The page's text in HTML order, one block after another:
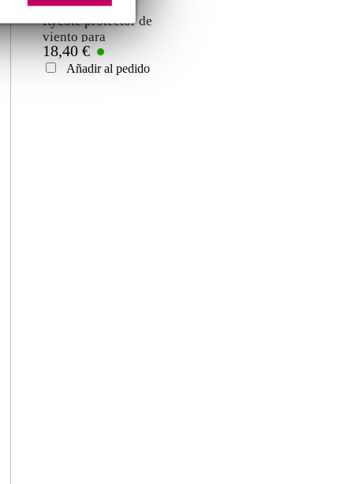
Rycote protector de
viento para
Lavalier negro set
de 5
18,40 €
Añadir al pedido